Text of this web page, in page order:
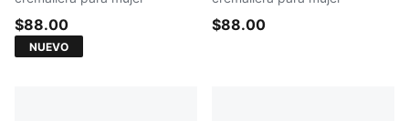
$88.00
NUEVO
$88.00